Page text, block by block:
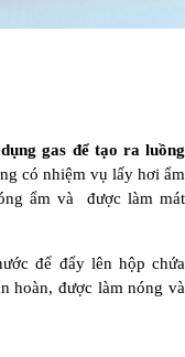
gas để tạo ra luồng
có nhiệm vụ lấy hơi ẩm
ẩm và được làm mát
để đẩy lên hộp chứa
hoàn, được làm nóng và